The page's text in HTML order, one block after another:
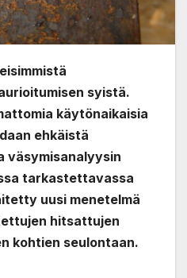
syistä.
käytönaikaisia
ehkäistä
väsymisanalyysin
tarkastettavassa
uusi menetelmä
hitsattujen
kohtien seulontaan.